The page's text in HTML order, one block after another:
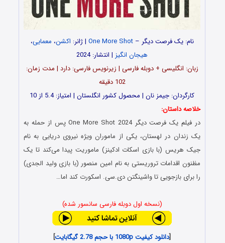
نام: یک فرصت دیگر –One More Shot | ژانر: اکشن، معمایی،
هیجان انگیز | انتشار: 2024
زبان: انگلیسی + دوبله فارسی | زیرنویس فارسی: دارد | مدت زمان:
102 دقیقه
کارگردان: جیمز نان | محصول کشور انگلستان | امتیاز: 5.4 از 10
خلاصه داستان:
در فیلم یک فرصت دیگر One More Shot 2024 پس از حمله به
یک زندان در لهستان، یکی از ماموران ویژه نیروی دریایی به نام
جیک هریس (با بازی اسکات ادکینز) ماموریت پیدا می‌کند تا یک
مظنون اقدامات تروریستی به نام امین منصور (با بازی ولید الجدی)
را برای بازجویی تا واشینگتن دی.سی. اسکورت کند اما…
(نسخه اول دوبله فارسی سانسور شده)
[دانلود کیفیت 1080p با حجم 2.78 گیگابایت
]